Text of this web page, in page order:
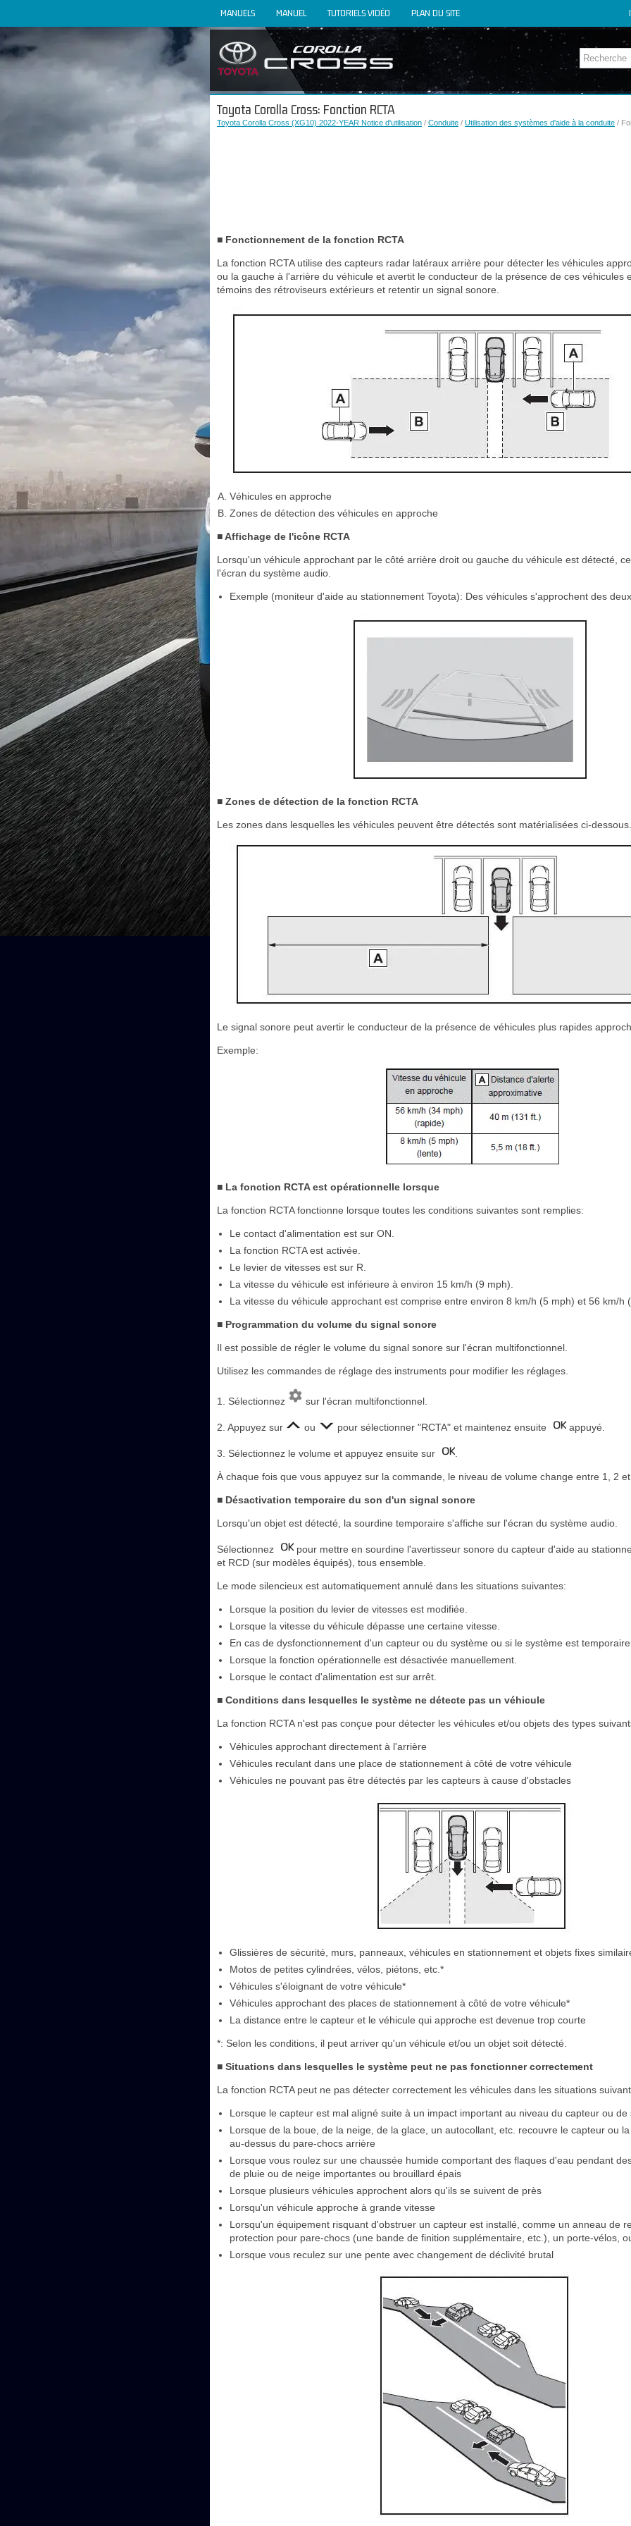
MANUELS MANUEL TUTORIELS VIDÉO PLAN DU SITE
Toyota Corolla Cross: Fonction RCTA
Toyota Corolla Cross (XG10) 2022-YEAR Notice d'utilisation / Conduite / Utilisation des systèmes d'aide à la conduite /
■ Fonctionnement de la fonction RCTA
La fonction RCTA utilise des capteurs radar latéraux arrière pour détecter les véhicules
ou la gauche à l'arrière du véhicule et avertit le conducteur de la présence de ces véhicules
témoins des rétroviseurs extérieurs et retentir un signal sonore.
Véhicules en approche
Zones de détection des véhicules en approche
■ Affichage de l'icône RCTA
Lorsqu'un véhicule approchant par le côté arrière droit ou gauche du véhicule est détecté,
l'écran du système audio.
Exemple (moniteur d'aide au stationnement Toyota): Des véhicules s'approchent des
■ Zones de détection de la fonction RCTA
Les zones dans lesquelles les véhicules peuvent être détectés sont matérialisées ci-dessous.
Le signal sonore peut avertir le conducteur de la présence de véhicules plus rapides
Exemple:
■ La fonction RCTA est opérationnelle lorsque
La fonction RCTA fonctionne lorsque toutes les conditions suivantes sont remplies:
Le contact d'alimentation est sur ON.
La fonction RCTA est activée.
Le levier de vitesses est sur R.
La vitesse du véhicule est inférieure à environ 15 km/h (9 mph).
La vitesse du véhicule approchant est comprise entre environ 8 km/h (5 mph) et 56 km/h
■ Programmation du volume du signal sonore
Il est possible de régler le volume du signal sonore sur l'écran multifonctionnel.
Utilisez les commandes de réglage des instruments pour modifier les réglages.
1. Sélectionnez sur l'écran multifonctionnel.
2. Appuyez sur ou pour sélectionner "RCTA" et maintenez ensuite appuyé.
3. Sélectionnez le volume et appuyez ensuite sur
À chaque fois que vous appuyez sur la commande, le niveau de volume change entre 1, 2
■ Désactivation temporaire du son d'un signal sonore
Lorsqu'un objet est détecté, la sourdine temporaire s'affiche sur l'écran du système audio.
Sélectionnez
pour mettre en sourdine l'avertisseur sonore du capteur d'aide au
et RCD (sur modèles équipés), tous ensemble.
Le mode silencieux est automatiquement annulé dans les situations suivantes:
Lorsque la position du levier de vitesses est modifiée.
Lorsque la vitesse du véhicule dépasse une certaine vitesse.
En cas de dysfonctionnement d'un capteur ou du système ou si le système est
Lorsque la fonction opérationnelle est désactivée manuellement.
Lorsque le contact d'alimentation est sur arrêt.
■ Conditions dans lesquelles le système ne détecte pas un véhicule
La fonction RCTA n'est pas conçue pour détecter les véhicules et/ou objets des types
Véhicules approchant directement à l'arrière
Véhicules reculant dans une place de stationnement à côté de votre véhicule
Véhicules ne pouvant pas être détectés par les capteurs à cause d'obstacles
Glissières de sécurité, murs, panneaux, véhicules en stationnement et objets fixes
Motos de petites cylindrées, vélos, piétons, etc.*
Véhicules s'éloignant de votre véhicule*
Véhicules approchant des places de stationnement à côté de votre véhicule*
La distance entre le capteur et le véhicule qui approche est devenue trop courte
*: Selon les conditions, il peut arriver qu'un véhicule et/ou un objet soit détecté.
■ Situations dans lesquelles le système peut ne pas fonctionner correctement
La fonction RCTA peut ne pas détecter correctement les véhicules dans les situations
Lorsque le capteur est mal aligné suite à un impact important au niveau du capteur ou
Lorsque de la boue, de la neige, de la glace, un autocollant, etc. recouvre le capteur ou
au-dessus du pare-chocs arrière
Lorsque vous roulez sur une chaussée humide comportant des flaques d'eau pendant
de pluie ou de neige importantes ou brouillard épais
Lorsque plusieurs véhicules approchent alors qu'ils se suivent de près
Lorsqu'un véhicule approche à grande vitesse
Lorsqu'un équipement risquant d'obstruer un capteur est installé, comme un anneau de
protection pour pare-chocs (une bande de finition supplémentaire, etc.), un porte-vélos,
Lorsque vous reculez sur une pente avec changement de déclivité brutal